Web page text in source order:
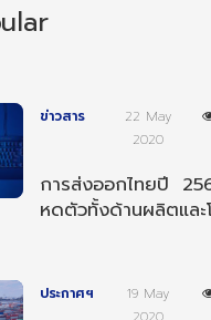
ข่าวสาร
22 May
2020
การส่งออกไทยปี
หดตัวทั้งด้านผลิตและ
ประกาศฯ
19 May